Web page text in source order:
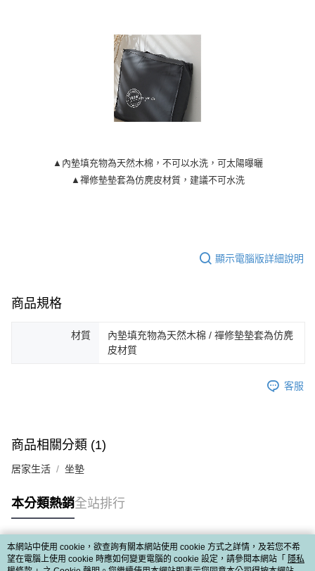
▲內墊填充物為天然木棉，不可以水洗，可太陽曝曬
▲禪修墊墊套為仿麂皮材質，建議不可水洗
顯示電腦版詳細說明
商品規格
材質
內墊填充物為天然木棉 / 禪修墊墊套為仿麂
皮材質
客服
商品相關分類 (1)
居家生活 坐墊
本分類熱銷全站排行
熱門標籤
本網站中使用 cookie，欲查詢有關本網站使用 cookie 方式之詳情，及若您不希
望在電腦上使用 cookie 時應如何變更電腦的 cookie 設定，請參閱本網站「 隱私